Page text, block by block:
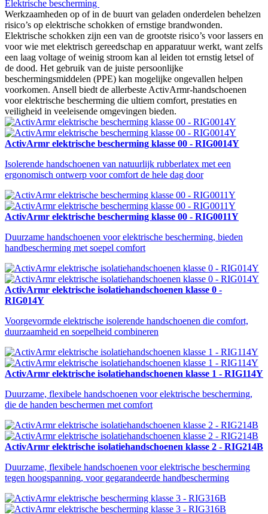
Elektrische bescherming
Werkzaamheden op of in de buurt van geladen onderdelen behelzen
risico’s op elektrische schokken of ernstige brandwonden.
Elektrische schokken zijn een van de grootste risico’s voor lassers en
voor wie met elektrisch gereedschap en apparatuur werkt, want zelfs
een laag voltage of weinig stroom kan al leiden tot ernstig letsel of
de dood. Het gebruik van de juiste persoonlijke
beschermingsmiddelen (PPE) kan mogelijke ongevallen helpen
voorkomen. Ansell biedt de allerbeste ActivArmr-handschoenen
voor elektrische bescherming die ultiem comfort, prestaties en
veiligheid in veeleisende omgevingen bieden.
ActivArmr elektrische bescherming klasse 00 - RIG0014Y
Isolerende handschoenen van natuurlijk rubberlatex met een
ergonomisch ontwerp voor comfort de hele dag door
ActivArmr elektrische bescherming klasse 00 - RIG0011Y
Duurzame handschoenen voor elektrische bescherming, bieden
handbescherming met soepel comfort
ActivArmr elektrische isolatiehandschoenen klasse 0 -
RIG014Y
Voorgevormde elektrische isolerende handschoenen die comfort,
duurzaamheid en soepelheid combineren
ActivArmr elektrische isolatiehandschoenen klasse 1 - RIG114Y
Duurzame, flexibele handschoenen voor elektrische bescherming,
die de handen beschermen met comfort
ActivArmr elektrische isolatiehandschoenen klasse 2 - RIG214B
Duurzame, flexibele handschoenen voor elektrische bescherming
tegen hoogspanning, voor gegarandeerde handbescherming